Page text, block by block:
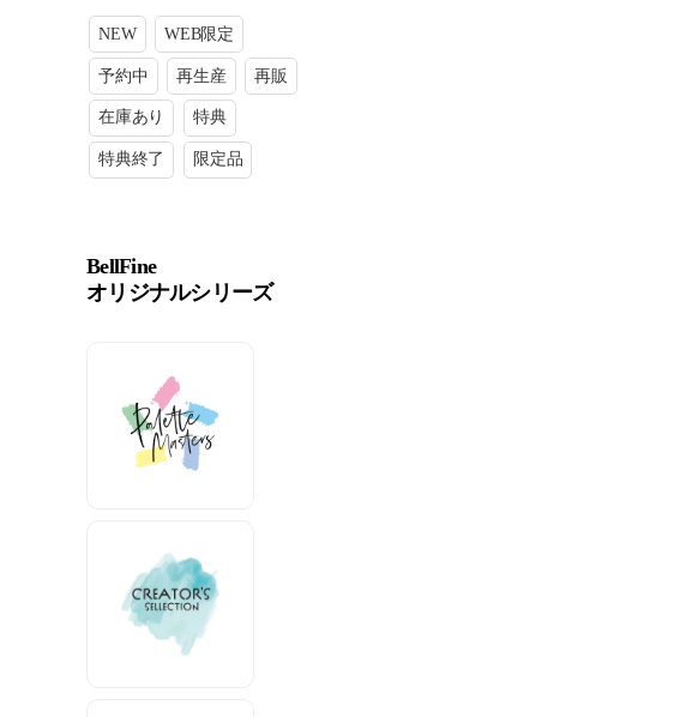
NEW WEB限定
予約中 再生産 再販
在庫あり 特典
特典終了 限定品
BellFine
オリジナルシリーズ